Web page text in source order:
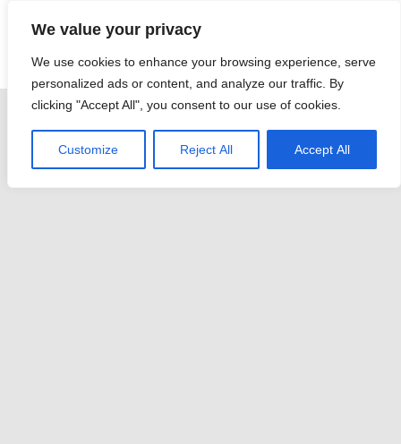
We value your privacy
We use cookies to enhance your browsing experience, serve
personalized ads or content, and analyze our traffic. By
clicking "Accept All", you consent to our use of cookies.
Customize Reject All Accept All
content
Malaysia Info Portal
LoInfoCentre
listings